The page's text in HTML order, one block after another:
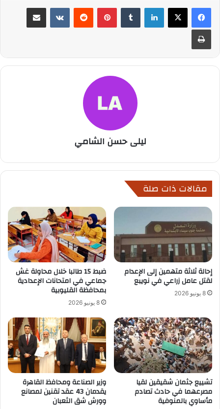
لينكدإن بينتيريست مشاركة عبر البريد
طباعة
ليلى حسن الشامي
مقالات ذات صلة
إحالة ثلاثة متهمين إلى الإعدام
لقتل عامل زراعي في نويبع
8 يونيو 2026
ضبط 15 طالبا خلال محاولة غش
جماعي في امتحانات الإعدادية
بمحافظة القليوبية
8 يونيو 2026
تشييع جثمان شقيقين لقيا
مصرعهما في حادث تصادم
مأساوي بالمنوفية
وزير الصناعة ومحافظ القاهرة
يقدمان 43 عقد تقنين لمصانع
وورش شق الثعبان